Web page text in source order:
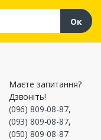
Ок
Маєте запитання?
Дзвоніть!
(096) 809-08-87,
(093) 809-08-87,
(050) 809-08-87